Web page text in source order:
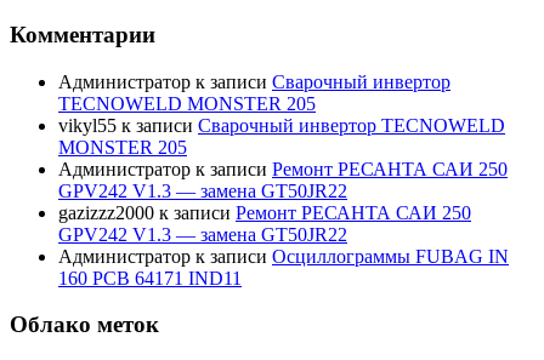
Комментарии
Администратор к записи Сварочный инвертор
TECNOWELD MONSTER 205
vikyl55 к записи Сварочный инвертор TECNOWELD
MONSTER 205
Администратор к записи Ремонт РЕСАНТА САИ 250
GPV242 V1.3 — замена GT50JR22
gazizzz2000 к записи Ремонт РЕСАНТА САИ 250
GPV242 V1.3 — замена GT50JR22
Администратор к записи Осциллограммы FUBAG IN
160 PCB 64171 IND11
Облако меток